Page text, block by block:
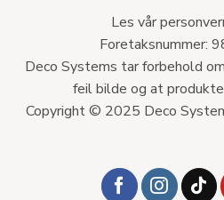
Les vår
Foretaksnummer:
Deco Systems tar forbehold
feil bilde og at
Copyright © 2025 Deco